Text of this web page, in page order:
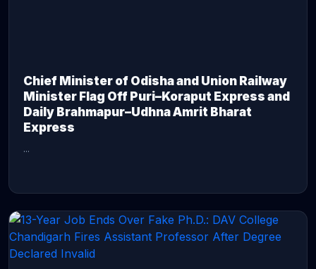
Chief Minister of Odisha and Union Railway
Minister Flag Off Puri–Koraput Express and
Daily Brahmapur–Udhna Amrit Bharat
Express
...